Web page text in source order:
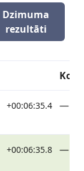
Dzimuma
rezultāti
+00:06:35.4 —
+00:06:35.8 —